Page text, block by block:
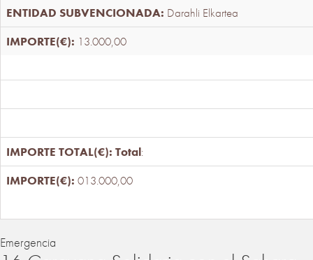
Darahli Elkartea
13.000,00
Total:
013.000,00
Emergencia